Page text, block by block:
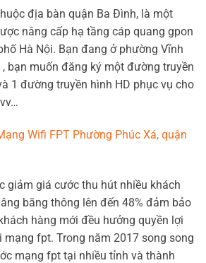
địa bàn quận Ba Đình, là một
nâng cấp hạ tầng cáp quang gpon
Hà Nội. Bạn đang ở phường Vĩnh
, bạn muốn đăng ký một đường truyền
1 đường truyền hình HD phục vụ cho
Wifi FPT Phường Phúc Xá, quận
giảm giá cước thu hút nhiều khách
băng thông lên đến 48% đảm bảo
hàng mới đều hưởng quyền lợi
mạng fpt. Trong năm 2017 song song
mạng fpt tại nhiều tỉnh và thành